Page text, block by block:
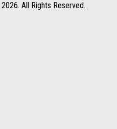
All Rights Reserved.